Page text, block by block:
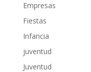
Empresas
Fiestas
Infancia
juventud
Juventud